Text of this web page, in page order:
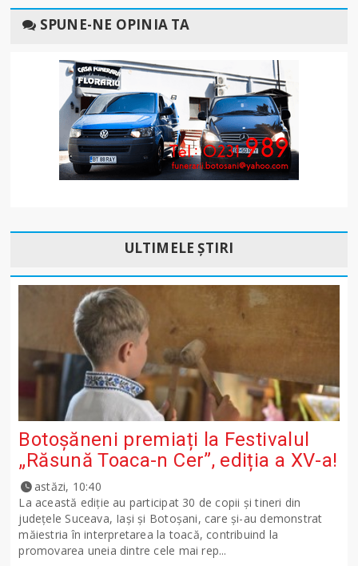
SPUNE-NE OPINIA TA
ULTIMELE ȘTIRI
Botoșăneni premiați la Festivalul
„Răsună Toaca-n Cer”, ediția a XV-a!
astăzi, 10:40
La această ediție au participat 30 de copii și tineri din
județele Suceava, Iași și Botoșani, care și-au demonstrat
măiestria în interpretarea la toacă, contribuind la
promovarea uneia dintre cele mai rep...